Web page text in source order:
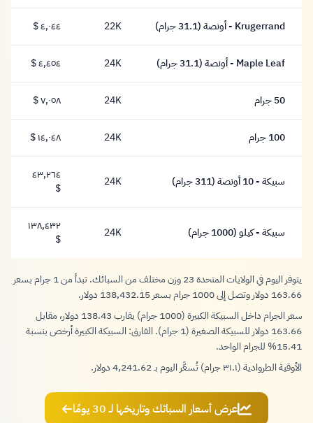
Krugerrand - أونصة (31.1 جرام) 22K ٤,٠٤٤ دولار
٤,٠٤٤ $
Maple Leaf - أونصة (31.1 جرام) 24K ٤,٤٥٤ دولار
٤,٤٥٤ $
50 جرام 24K ٧,٠٥٨ دولار
٧,٠٥٨ $
100 جرام 24K ١٤,٠٤٨ دولار
١٤,٠٤٨ $
سبيكة - 10 أونصة (311 جرام) 24K ٤٣,٢٦٤ دولار
٤٣,٢٦٤
$
سبيكة - كيلو (1000 جرام) 24K ١٣٨,٤٣٢ دولار
١٣٨,٤٣٢
$
يتوفر اليوم في الولايات المتحدة 23 وزن مختلف من السبائك. تبدأ من 1 جرام بسعر
163.66 دولار وتصل إلى 1000 جرام بسعر 138,432.15 دولار.
سعر الجرام داخل السبيكة الكبيرة (1000 جرام) يقارب 138.43 دولار، مقابل
163.66 دولار للسبيكة الصغيرة (1 جرام). الفارق: السبيكة الكبيرة أرخص بنسبة
15.41% للجرام الواحد.
الأوقية الطروادية (٣١.١ جرام) تُسعَّر اليوم بـ 4,241.62 دولار.
عرض أسعار السبائك وتاريخها لـ 30 يومًا